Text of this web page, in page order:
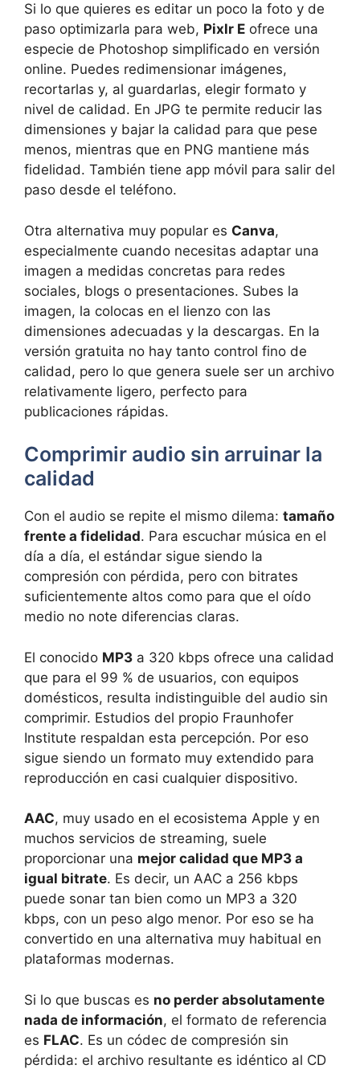
Si lo que quieres es editar un poco la foto y de
paso optimizarla para web, Pixlr E ofrece una
especie de Photoshop simplificado en versión
online. Puedes redimensionar imágenes,
recortarlas y, al guardarlas, elegir formato y
nivel de calidad. En JPG te permite reducir las
dimensiones y bajar la calidad para que pese
menos, mientras que en PNG mantiene más
fidelidad. También tiene app móvil para salir del
paso desde el teléfono.
Otra alternativa muy popular es Canva,
especialmente cuando necesitas adaptar una
imagen a medidas concretas para redes
sociales, blogs o presentaciones. Subes la
imagen, la colocas en el lienzo con las
dimensiones adecuadas y la descargas. En la
versión gratuita no hay tanto control fino de
calidad, pero lo que genera suele ser un archivo
relativamente ligero, perfecto para
publicaciones rápidas.
Comprimir audio sin arruinar la
calidad
Con el audio se repite el mismo dilema: tamaño
frente a fidelidad. Para escuchar música en el
día a día, el estándar sigue siendo la
compresión con pérdida, pero con bitrates
suficientemente altos como para que el oído
medio no note diferencias claras.
El conocido MP3 a 320 kbps ofrece una calidad
que para el 99 % de usuarios, con equipos
domésticos, resulta indistinguible del audio sin
comprimir. Estudios del propio Fraunhofer
Institute respaldan esta percepción. Por eso
sigue siendo un formato muy extendido para
reproducción en casi cualquier dispositivo.
AAC, muy usado en el ecosistema Apple y en
muchos servicios de streaming, suele
proporcionar una mejor calidad que MP3 a
igual bitrate. Es decir, un AAC a 256 kbps
puede sonar tan bien como un MP3 a 320
kbps, con un peso algo menor. Por eso se ha
convertido en una alternativa muy habitual en
plataformas modernas.
Si lo que buscas es no perder absolutamente
nada de información, el formato de referencia
es FLAC. Es un códec de compresión sin
pérdida: el archivo resultante es idéntico al CD